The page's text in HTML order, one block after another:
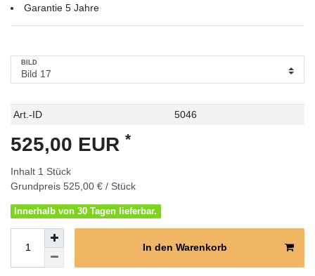
Garantie 5 Jahre
BILD
Technisches
Wert
Art.-ID 5046
525,00 EUR *
Inhalt 1 Stück
Grundpreis 525,00 € / Stück
Innerhalb von 30 Tagen lieferbar.
In den Warenkorb